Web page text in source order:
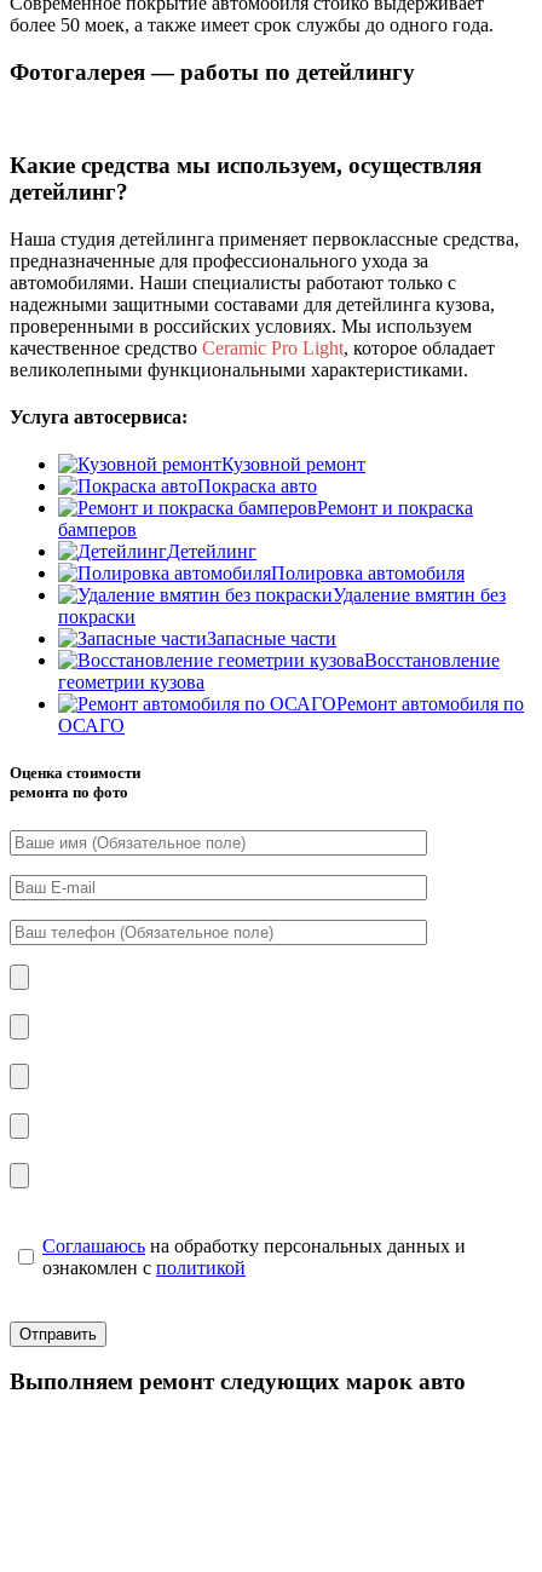
более 50 моек, а также имеет срок службы до одного года.
Фотогалерея — работы по детейлингу
Какие средства мы используем, осуществляя
детейлинг?
Наша студия детейлинга применяет первоклассные средства,
предназначенные для профессионального ухода за
автомобилями. Наши специалисты работают только с
надежными защитными составами для детейлинга кузова,
проверенными в российских условиях. Мы используем
качественное средство Ceramic Pro Light, которое обладает
великолепными функциональными характеристиками.
Услуга автосервиса:
Кузовной ремонт
Покраска авто
Ремонт и покраска
бамперов
Детейлинг
Полировка автомобиля
Удаление вмятин без
покраски
Запасные части
Восстановление
геометрии кузова
Ремонт автомобиля по
ОСАГО
Оценка стоимости
ремонта по фото
Соглашаюсь на обработку персональных данных и
ознакомлен с политикой
Выполняем ремонт следующих марок авто